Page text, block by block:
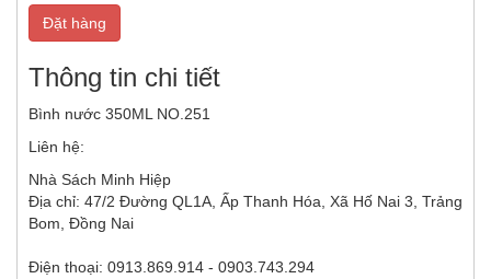
Đặt hàng
Thông tin chi tiết
Bình nước 350ML NO.251
Liên hệ:
Nhà Sách Minh Hiệp
Địa chỉ: 47/2 Đường QL1A, Ấp Thanh Hóa, Xã Hố Nai 3, Trảng
Bom, Đồng Nai
Điện thoại: 0913.869.914 - 0903.743.294